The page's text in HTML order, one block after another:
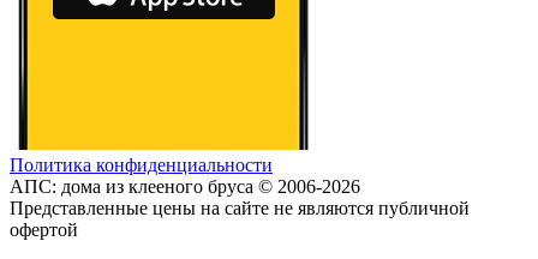
Политика конфиденциальности
АПС: дома из клееного бруса © 2006-2026
Представленные цены на сайте не являются публичной
офертой